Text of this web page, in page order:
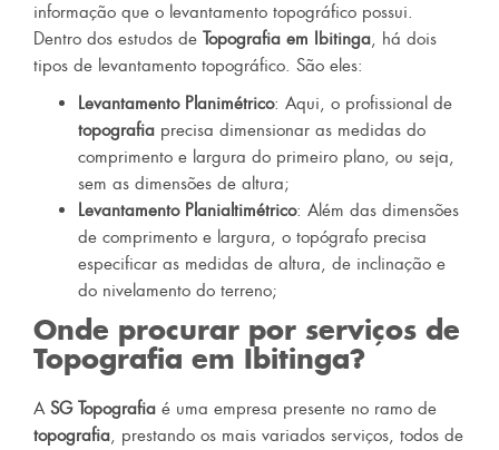
informação que o levantamento topográfico possui.
Dentro dos estudos de Topografia em Ibitinga, há dois
tipos de levantamento topográfico. São eles:
Levantamento Planimétrico: Aqui, o profissional de
topografia precisa dimensionar as medidas do
comprimento e largura do primeiro plano, ou seja,
sem as dimensões de altura;
Levantamento Planialtimétrico: Além das dimensões
de comprimento e largura, o topógrafo precisa
especificar as medidas de altura, de inclinação e
do nivelamento do terreno;
Onde procurar por serviços de
Topografia em Ibitinga?
A SG Topografia é uma empresa presente no ramo de
topografia, prestando os mais variados serviços, todos de